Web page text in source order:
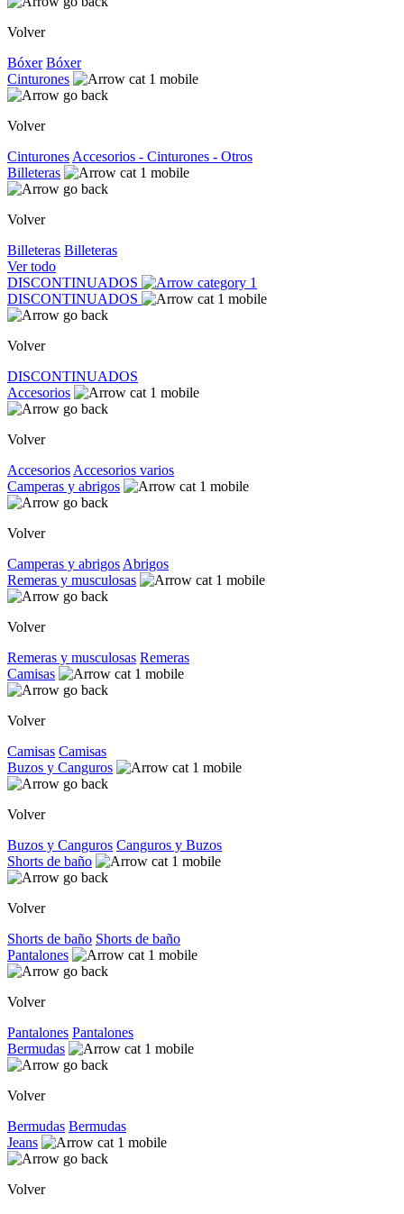
Volver
Bóxer Bóxer
Cinturones
Volver
Cinturones Accesorios - Cinturones - Otros
Billeteras
Volver
Billeteras Billeteras
Ver todo
DISCONTINUADOS
DISCONTINUADOS
Volver
DISCONTINUADOS
Accesorios
Volver
Accesorios Accesorios varios
Camperas y abrigos
Volver
Camperas y abrigos Abrigos
Remeras y musculosas
Volver
Remeras y musculosas Remeras
Camisas
Volver
Camisas Camisas
Buzos y Canguros
Volver
Buzos y Canguros Canguros y Buzos
Shorts de baño
Volver
Shorts de baño Shorts de baño
Pantalones
Volver
Pantalones Pantalones
Bermudas
Volver
Bermudas Bermudas
Jeans
Volver